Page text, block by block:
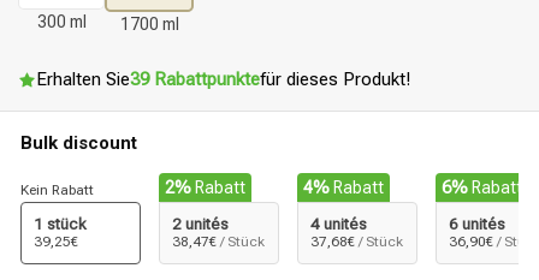
300 ml 1700 ml
Erhalten Sie39 Rabattpunktefür dieses Produkt!
Bulk discount
Kein Rabatt
1 stück
39,25€
2% Rabatt
2 unités
38,47€ / Stück
4% Rabatt
4 unités
37,68€ / Stück
6% Rabatt
6 unités
36,90€ /